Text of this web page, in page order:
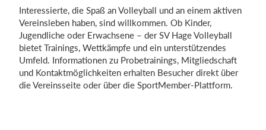
Interessierte, die Spaß an Volleyball und an einem aktiven
Vereinsleben haben, sind willkommen. Ob Kinder,
Jugendliche oder Erwachsene – der SV Hage Volleyball
bietet Trainings, Wettkämpfe und ein unterstützendes
Umfeld. Informationen zu Probetrainings, Mitgliedschaft
und Kontaktmöglichkeiten erhalten Besucher direkt über
die Vereinsseite oder über die SportMember-Plattform.